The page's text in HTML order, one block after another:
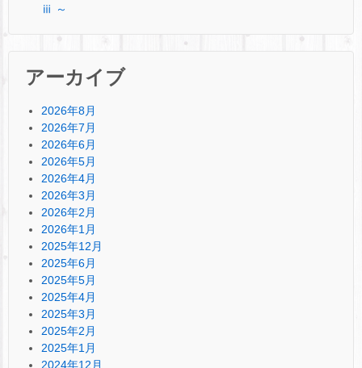
ⅲ ～
アーカイブ
2026年8月
2026年7月
2026年6月
2026年5月
2026年4月
2026年3月
2026年2月
2026年1月
2025年12月
2025年6月
2025年5月
2025年4月
2025年3月
2025年2月
2025年1月
2024年12月